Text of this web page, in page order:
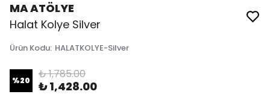
MA ATÖLYE
Halat Kolye Silver
Ürün Kodu: HALATKOLYE-Silver
%20 ₺ 1,785.00
₺ 1,428.00